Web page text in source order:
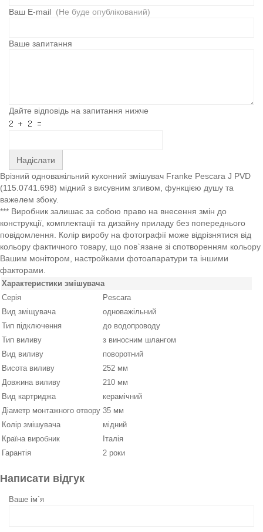
Ваш E-mail (Не буде опублікований)
Ваше запитання
Дайте відповідь на запитання нижче
Надіслати
Врізний одноважільний кухонний змішувач Franke Pescara J PVD
(115.0741.698) мідний з висувним зливом, функцією душу та
важелем збоку.
*** Виробник залишає за собою право на внесення змін до
конструкції, комплектації та дизайну приладу без попереднього
повідомлення. Колір виробу на фотографії може відрізнятися від
кольору фактичного товару, що пов`язане зі спотворенням кольору
Вашим монітором, настройками фотоапаратури та іншими
факторами.
Характеристики змішувача
Серія
Pescara
Вид зміщувача
одноважільний
Тип підключення
до водопроводу
Тип виливу
з виносним шлангом
Вид виливу
поворотний
Висота виливу
252 мм
Довжина виливу
210 мм
Вид картриджа
керамічний
Діаметр монтажного отвору 35 мм
Колір змішувача
мідний
Країна виробник
Італія
Гарантія
2 роки
Написати відгук
Ваше ім`я